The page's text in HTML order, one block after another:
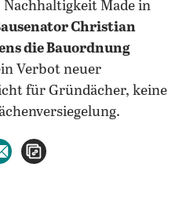
Made in
Christian
die Bauordnung
Verbot neuer
für Gründächer, keine
WhatsApp teilen
per E-Mail teilen